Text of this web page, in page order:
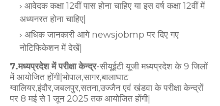
आवेदक कक्षा 12वीं पास होना चाहिए या इस वर्ष कक्षा 12वीं में
अध्यनरत होना चाहिए|
अधिक जानकारी आगे newsjobmp पर दिए गए
नोटिफिकेशन में देखें|
7.मध्यप्रदेश में परीक्षा केन्द्र-सीयूईटी यूजी मध्यप्रदेश के 9 जिलों
में आयोजित होंगी|भोपाल,सागर,बालाघाट
ग्वालियर,इंदौर,जबलपुर,सतना,उज्जैन एवं खंडवा के परीक्षा केन्द्रों
पर 8 मई से 1 जून 2025 तक आयोजित होंगी|